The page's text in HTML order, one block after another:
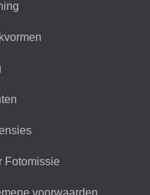
Fotomissie
voorwaarden